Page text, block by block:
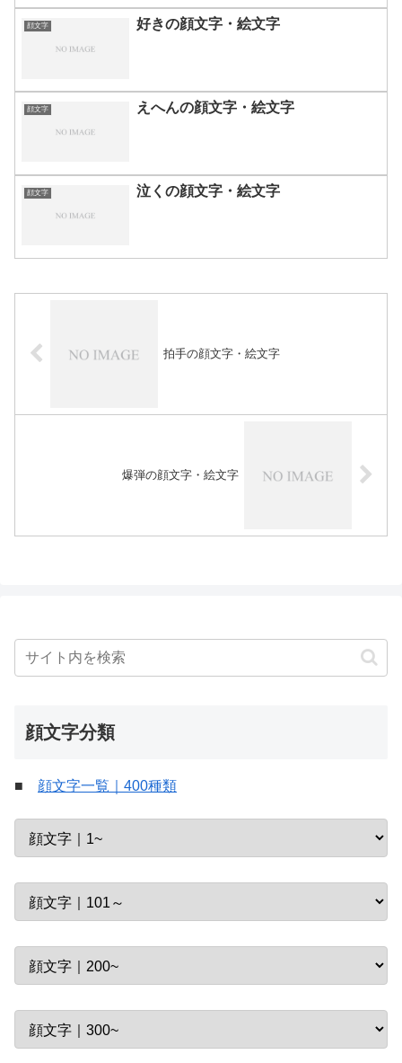
顔文字 好きの顔文字・絵文字
顔文字 えへんの顔文字・絵文字
顔文字 泣くの顔文字・絵文字
拍手の顔文字・絵文字
爆弾の顔文字・絵文字
顔文字分類
■ 顔文字一覧｜400種類